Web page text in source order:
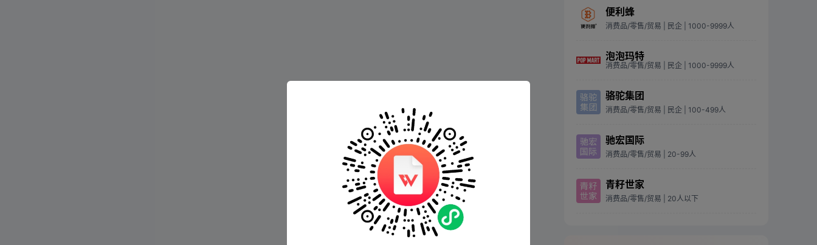
便利蜂
消费品/零售/贸易 | 民企 | 1000-9999人
泡泡玛特
消费品/零售/贸易 | 民企 | 1000-9999人
骆驼集团
消费品/零售/贸易 | 民企 | 100-499人
驰宏国际
消费品/零售/贸易 | 20-99人
青籽世家
消费品/零售/贸易 | 20人以下